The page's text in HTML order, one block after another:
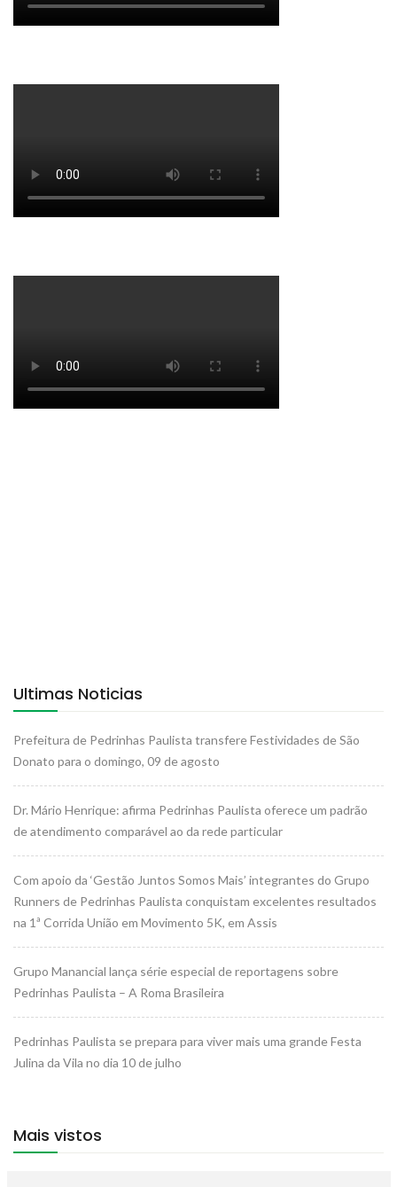
Ultimas Noticias
Prefeitura de Pedrinhas Paulista transfere Festividades de São
Donato para o domingo, 09 de agosto
Dr. Mário Henrique: afirma Pedrinhas Paulista oferece um padrão
de atendimento comparável ao da rede particular
Com apoio da ‘Gestão Juntos Somos Mais’ integrantes do Grupo
Runners de Pedrinhas Paulista conquistam excelentes resultados
na 1ª Corrida União em Movimento 5K, em Assis
Grupo Manancial lança série especial de reportagens sobre
Pedrinhas Paulista – A Roma Brasileira
Pedrinhas Paulista se prepara para viver mais uma grande Festa
Julina da Vila no dia 10 de julho
Mais vistos